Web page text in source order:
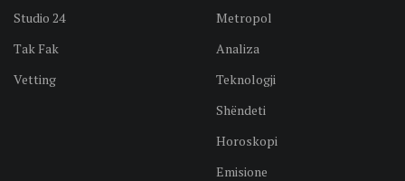
Studio 24
Tak Fak
Vetting
Metropol
Analiza
Teknologji
Shëndeti
Horoskopi
Emisione